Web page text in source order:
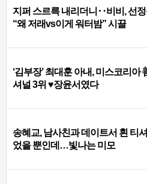
지퍼 스르륵 내리더니‥비비, 선
“왜 저래vs이게 워터밤” 시끌
‘김부장’ 최대훈 아내, 미스코리아
셔널 3위 ♥장윤서였다
송혜교, 남사친과 데이트서 흰 티
었을 뿐인데…빛나는 미모